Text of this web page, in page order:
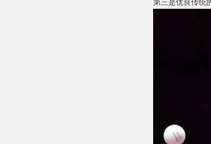
第三是优良传统